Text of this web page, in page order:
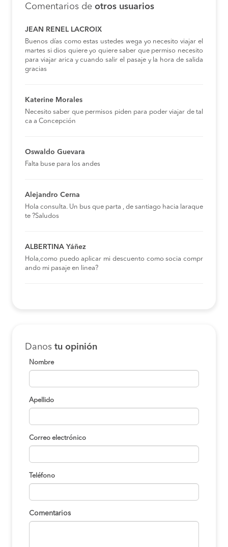
Comentarios de otros usuarios
JEAN RENEL LACROIX
Buenos días como estas ustedes wega yo necesito viajar el
martes si dios quiere yo quiere saber que permiso necesito
para viajar arica y cuando salir el pasaje y la hora de salida
gracias
Katerine Morales
Necesito saber que permisos piden para poder viajar de tal
ca a Concepción
Oswaldo Guevara
Falta buse para los andes
Alejandro Cerna
Hola consulta. Un bus que parta , de santiago hacia laraque
te ?Saludos
ALBERTINA Yáñez
Hola,como puedo aplicar mi descuento como socia compr
ando mi pasaje en linea?
Danos tu opinión
Nombre
Apellido
Correo electrónico
Teléfono
Comentarios